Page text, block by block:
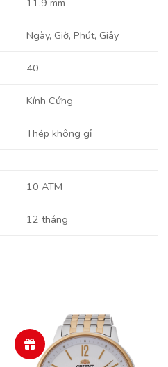
11.9 mm
Ngày, Giờ, Phút, Giây
40
Kính Cứng
Thép không gỉ
10 ATM
12 tháng